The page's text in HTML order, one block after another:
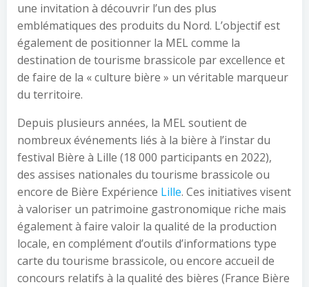
une invitation à découvrir l’un des plus
emblématiques des produits du Nord. L’objectif est
également de positionner la MEL comme la
destination de tourisme brassicole par excellence et
de faire de la « culture bière » un véritable marqueur
du territoire.
Depuis plusieurs années, la MEL soutient de
nombreux événements liés à la bière à l’instar du
festival Bière à Lille (18 000 participants en 2022),
des assises nationales du tourisme brassicole ou
encore de Bière Expérience Lille. Ces initiatives visent
à valoriser un patrimoine gastronomique riche mais
également à faire valoir la qualité de la production
locale, en complément d’outils d’informations type
carte du tourisme brassicole, ou encore accueil de
concours relatifs à la qualité des bières (France Bière